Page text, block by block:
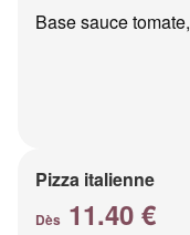
Base sauce
Pizza italienne
Dès 11.40 €